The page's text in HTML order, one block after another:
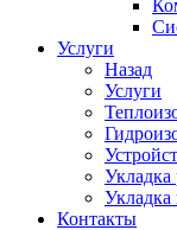
Услуги
Назад
Услуги
Укладка
Контакты